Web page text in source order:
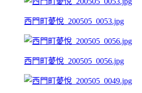
西門町薆悅_200505_0053.jpg
西門町薆悅_200505_0056.jpg